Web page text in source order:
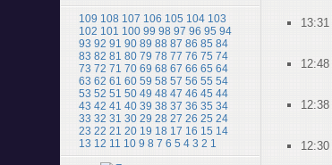
109 108 107 106 105 104 103
102 101 100 99 98 97 96 95 94
93 92 91 90 89 88 87 86 85 84
83 82 81 80 79 78 77 76 75 74
73 72 71 70 69 68 67 66 65 64
63 62 61 60 59 58 57 56 55 54
53 52 51 50 49 48 47 46 45 44
43 42 41 40 39 38 37 36 35 34
33 32 31 30 29 28 27 26 25 24
23 22 21 20 19 18 17 16 15 14
13 12 11 10 9 8 7 6 5 4 3 2 1
13:31
12:48
12:38
12:30